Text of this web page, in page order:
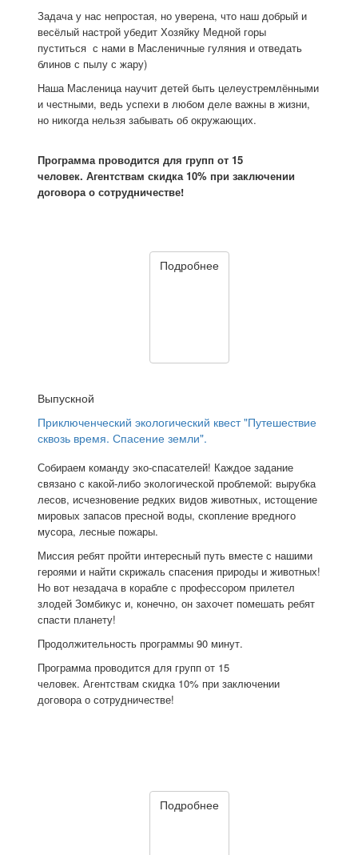
Задача у нас непростая, но уверена, что наш добрый и
весёлый настрой убедит Хозяйку Медной горы
пуститься с нами в Масленичные гуляния и отведать
блинов с пылу с жару)
Наша Масленица научит детей быть целеустремлёнными
и честными, ведь успехи в любом деле важны в жизни,
но никогда нельзя забывать об окружающих.
Программа проводится для групп от 15
человек. Агентствам скидка 10% при заключении
договора о сотрудничестве!
Подробнее
Выпускной
Приключенческий экологический квест "Путешествие
сквозь время. Спасение земли".
Собираем команду эко-спасателей! Каждое задание
связано с какой-либо экологической проблемой: вырубка
лесов, исчезновение редких видов животных, истощение
мировых запасов пресной воды, скопление вредного
мусора, лесные пожары.
Миссия ребят пройти интересный путь вместе с нашими
героями и найти скрижаль спасения природы и животных!
Но вот незадача в корабле с профессором прилетел
злодей Зомбикус и, конечно, он захочет помешать ребят
спасти планету!
Продолжительность программы 90 минут.
Программа проводится для групп от 15
человек. Агентствам скидка 10% при заключении
договора о сотрудничестве!
Подробнее